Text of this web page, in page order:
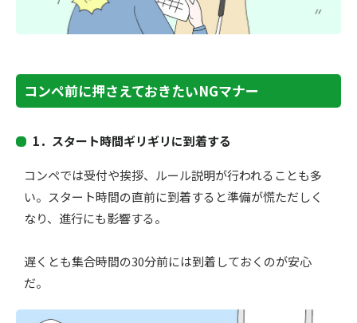
コンペ前に押さえておきたいNGマナー
1． スタート時間ギリギリに到着する
コンペでは受付や挨拶、ルール説明が行われることも多
い。 スタート時間の直前に到着すると準備が慌ただしく
なり、 進行にも影響する。
遅くとも集合時間の30分前には到着しておくのが安心
だ。